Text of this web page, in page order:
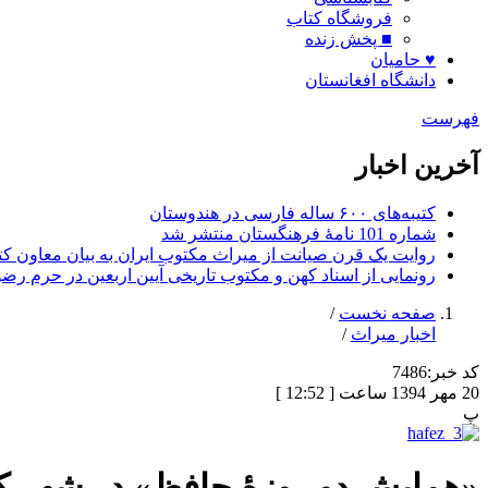
فروشگاه کتاب
■ پخش زنده
♥ حامیان
دانشگاه افغانستان
فهرست
آخرین اخبار
کتیبه‌های ۶۰۰ ساله فارسی در هندوستان
شماره 101 نامۀ فرهنگستان منتشر شد
روایت یک قرن صیانت از میراث مکتوب ایران به بیان معاون
رونمایی از اسناد کهن و مکتوب تاریخی آیین اربعین در حرم
صفحه نخست /
اخبار میراث /
کد خبر:7486
20 مهر 1394 ساعت [ 12:52 ]
پ